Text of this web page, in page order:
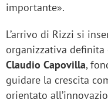
importante».
L’arrivo di Rizzi si
organizzativa
Claudio Capovilla,
guidare la crescita
orientato